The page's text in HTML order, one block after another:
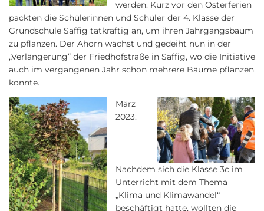
werden. Kurz vor den Osterferien
packten die Schülerinnen und Schüler der 4. Klasse der
Grundschule Saffig tatkräftig an, um ihren Jahrgangsbaum
zu pflanzen. Der Ahorn wächst und gedeiht nun in der
„Verlängerung“ der Friedhofstraße in Saffig, wo die Initiative
auch im vergangenen Jahr schon mehrere Bäume pflanzen
konnte.
März
2023:
Nachdem sich die Klasse 3c im
Unterricht mit dem Thema
„Klima und Klimawandel“
beschäftigt hatte, wollten die